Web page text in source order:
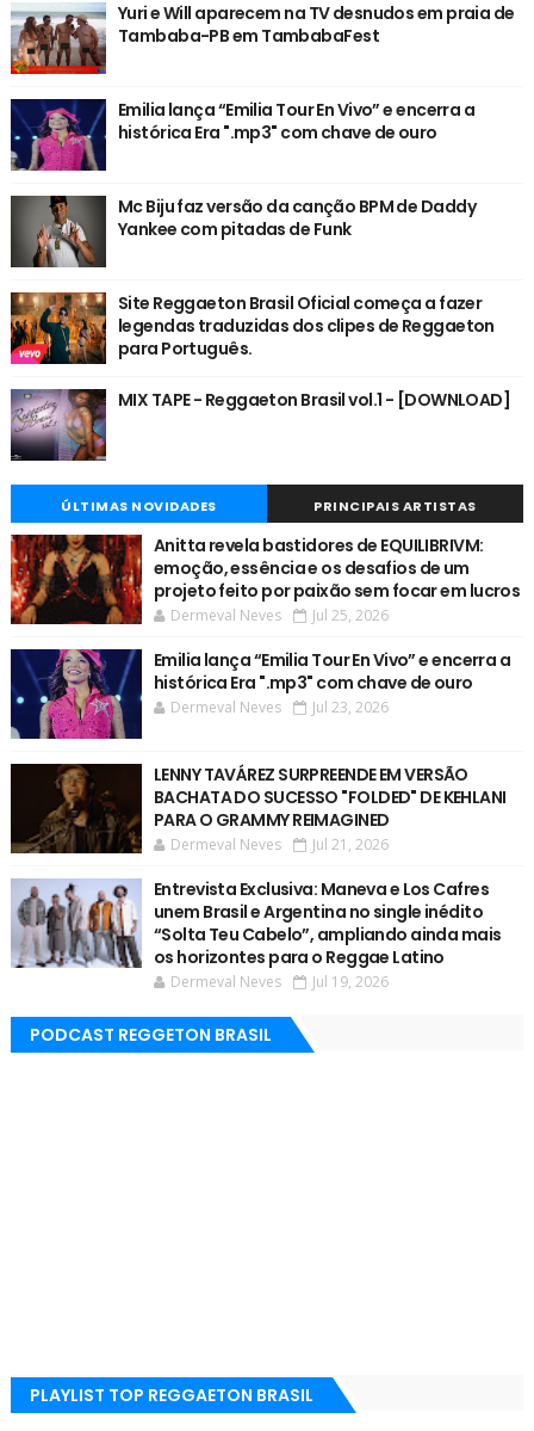
Yuri e Will aparecem na TV desnudos em praia de
Tambaba-PB em TambabaFest
Emilia lança “Emilia Tour En Vivo” e encerra a
histórica Era ".mp3" com chave de ouro
Mc Biju faz versão da canção BPM de Daddy
Yankee com pitadas de Funk
Site Reggaeton Brasil Oficial começa a fazer
legendas traduzidas dos clipes de Reggaeton
para Português.
MIX TAPE - Reggaeton Brasil vol.1 - [DOWNLOAD]
ÚLTIMAS NOVIDADES PRINCIPAIS ARTISTAS
Anitta revela bastidores de EQUILIBRIVM:
emoção, essência e os desafios de um
projeto feito por paixão sem focar em lucros
Dermeval Neves Jul 25, 2026
Emilia lança “Emilia Tour En Vivo” e encerra a
histórica Era ".mp3" com chave de ouro
Dermeval Neves Jul 23, 2026
LENNY TAVÁREZ SURPREENDE EM VERSÃO
BACHATA DO SUCESSO "FOLDED" DE KEHLANI
PARA O GRAMMY REIMAGINED
Dermeval Neves Jul 21, 2026
Entrevista Exclusiva: Maneva e Los Cafres
unem Brasil e Argentina no single inédito
“Solta Teu Cabelo”, ampliando ainda mais
os horizontes para o Reggae Latino
Dermeval Neves Jul 19, 2026
PODCAST REGGETON BRASIL
PLAYLIST TOP REGGAETON BRASIL